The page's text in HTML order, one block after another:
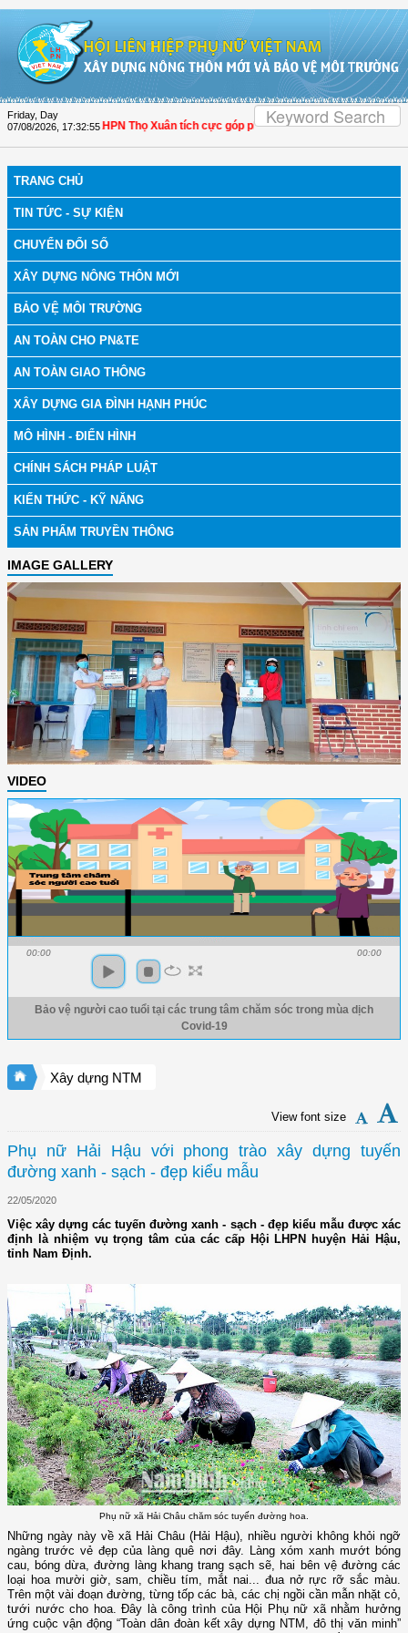
Friday, Day
07/08/2026 17:32:56
Hóa: Hội LHPN Thọ Xuân tích cực góp phần nâng cao tỷ lệ người dân
TRANG CHỦ
TIN TỨC - SỰ KIỆN
CHUYỂN ĐỔI SỐ
XÂY DỰNG NÔNG THÔN MỚI
BẢO VỆ MÔI TRƯỜNG
AN TOÀN CHO PN&TE
AN TOÀN GIAO THÔNG
XÂY DỰNG GIA ĐÌNH HẠNH PHÚC
MÔ HÌNH - ĐIỂN HÌNH
CHÍNH SÁCH PHÁP LUẬT
KIẾN THỨC - KỸ NĂNG
SẢN PHẨM TRUYỀN THÔNG
IMAGE GALLERY
VIDEO
00:00 00:00
Bảo vệ người cao tuổi tại các trung tâm chăm sóc trong mùa dịch
Covid-19
Xây dựng NTM
View font size
Phụ nữ Hải Hậu với phong trào xây dựng tuyến
đường xanh - sạch - đẹp kiểu mẫu
22/05/2020
Việc xây dựng các tuyến đường xanh - sạch - đẹp kiểu mẫu được xác
định là nhiệm vụ trọng tâm của các cấp Hội LHPN huyện Hải Hậu,
tỉnh Nam Định.
Phụ nữ xã Hải Châu chăm sóc tuyến đường hoa.
Những ngày này về xã Hải Châu (Hải Hậu), nhiều người không khỏi ngỡ
ngàng trước vẻ đẹp của làng quê nơi đây. Làng xóm xanh mướt bóng
cau, bóng dừa, đường làng khang trang sạch sẽ, hai bên vệ đường các
loại hoa mười giờ, sam, chiều tím, mắt nai... đua nở rực rỡ sắc màu.
Trên một vài đoạn đường, từng tốp các bà, các chị ngồi cần mẫn nhặt cỏ,
tưới nước cho hoa. Đây là công trình của Hội Phụ nữ xã nhằm hưởng
ứng cuộc vận động “Toàn dân đoàn kết xây dựng NTM, đô thị văn minh”